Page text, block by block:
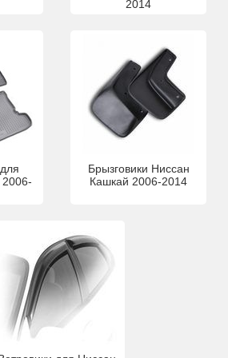
2014
Брызговики Ниссан
Кашкай 2006-2014